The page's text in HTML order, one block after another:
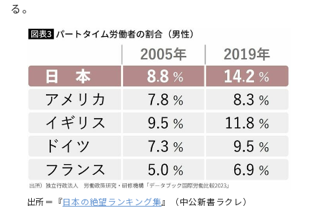
る。
出所＝『日本の絶望ランキング集』（中公新書ラクレ）